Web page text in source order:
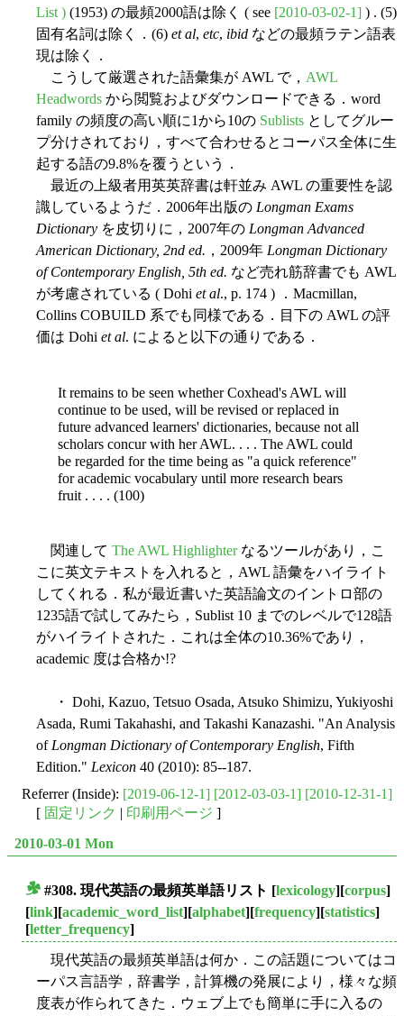
List ) (1953) の最頻2000語は除く ( see [2010-03-02-1] ) . (5)
固有名詞は除く．(6) et al, etc, ibid などの最頻ラテン語表
現は除く．
こうして厳選された語彙集が AWL で， AWL
Headwords から閲覧およびダウンロードできる．word
family の頻度の高い順に1から10の Sublists としてグルー
プ分けされており，すべて合わせるとコーパス全体に生
起する語の9.8%を覆うという．
最近の上級者用英英辞書は軒並み AWL の重要性を認
識しているようだ．2006年出版の Longman Exams
Dictionary を皮切りに，2007年の Longman Advanced
American Dictionary, 2nd ed. ，2009年 Longman Dictionary
of Contemporary English, 5th ed. など売れ筋辞書でも AWL
が考慮されている ( Dohi et al., p. 174 ) ．Macmillan,
Collins COBUILD 系でも同様である．目下の AWL の評
価は Dohi et al. によると以下の通りである．
It remains to be seen whether Coxhead's AWL will
continue to be used, will be revised or replaced in
future advanced learners' dictionaries, because not all
scholars concur with her AWL. . . . The AWL could
be regarded for the time being as "a quick reference"
for academic vocabulary until more research bears
fruit . . . . (100)
関連して The AWL Highlighterなるツールがあり，こ
こに英文テキストを入れると，AWL 語彙をハイライト
してくれる．私が最近書いた英語論文のイントロ部の
1235語で試してみたら，Sublist 10 までのレベルで128語
がハイライトされた．これは全体の10.36%であり，
academic 度は合格か!?
・ Dohi, Kazuo, Tetsuo Osada, Atsuko Shimizu, Yukiyoshi
Asada, Rumi Takahashi, and Takashi Kanazashi. "An Analysis
of Longman Dictionary of Contemporary English, Fifth
Edition." Lexicon 40 (2010): 85--187.
Referrer (Inside): [2019-06-12-1] [2012-03-03-1] [2010-12-31-1]
[ 固定リンク | 印刷用ページ ]
2010-03-01 Mon
#308. 現代英語の最頻英単語リスト [lexicology][corpus]
[link][academic_word_list][alphabet][frequency][statistics]
[letter_frequency]
現代英語の最頻英単語は何か．この話題についてはコ
ーパス言語学，辞書学，計算機の発展により，様々な頻
度表が作られてきた．ウェブ上でも簡単に手に入るの